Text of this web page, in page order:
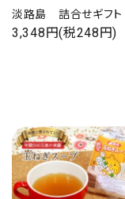
淡路島 詰合せギフト
3,348円(税248円)